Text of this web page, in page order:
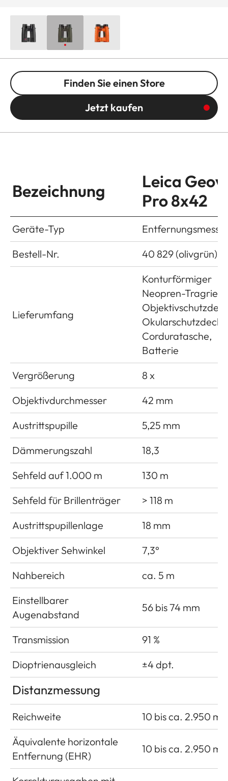
Finden Sie einen Store
Jetzt kaufen
Bezeichnung
Leica
Pro 8x42
Geräte-Typ
Bestell-Nr.
40 829 (olivgrün)
Lieferumfang
Konturförmiger
Neopren-
Corduratasche,
Batterie
Vergrößerung
8 x
Objektivdurchmesser
42 mm
Austrittspupille
5,25 mm
Dämmerungszahl
18,3
Sehfeld auf 1.000 m
130 m
Sehfeld für Brillenträger
> 118 m
Austrittspupillenlage
18 mm
Objektiver Sehwinkel
7,3°
Nahbereich
ca. 5 m
Einstellbarer
Augenabstand
56 bis 74 mm
Transmission
91 %
Dioptrienausgleich
±4 dpt.
Distanzmessung
Reichweite
10 bis ca. 2.950 m
Äquivalente horizontale
Entfernung (EHR)
10 bis ca. 2.950 m